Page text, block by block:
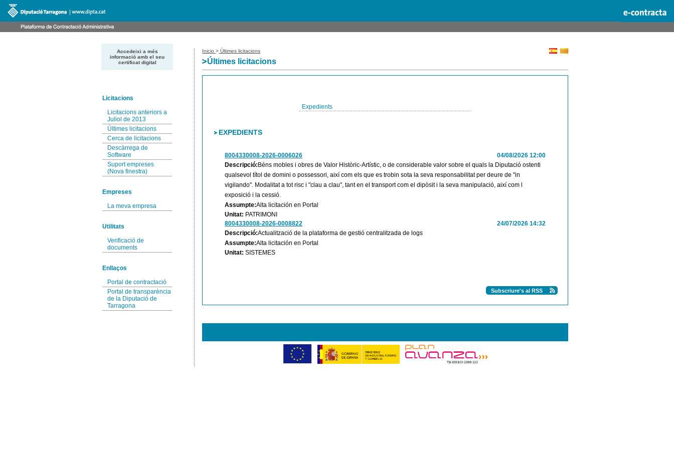
Accedeixi a més
informació amb el seu
certificat digital
Licitacions
Licitacions anteriors a
Juliol de 2013
Últimes licitacions
Cerca de licitacions
Descàrrega de
Software
Suport empreses
(Nova finestra)
Empreses
La meva empresa
Utilitats
Verificació de
documents
Enllaços
Portal de contractació
Portal de transparència
de la Diputació de
Tarragona
Inicio> Últimes licitacions
Últimes licitacions
Expedients
EXPEDIENTS
04/08/2026 12:00
8004330008-2026-0006026
Descripció:Béns mobles i obres de Valor Històric-Artístic, o de considerable valor sobre el quals la Diputació ostenti
qualsevol títol de domini o possessori, així com els que es trobin sota la seva responsabilitat per deure de "in
vigilando". Modalitat a tot risc i "clau a clau", tant en el transport com el dipòsit i la seva manipulació, així com l
exposició i la cessió.
Assumpte:Alta licitación en Portal
Unitat: PATRIMONI
24/07/2026 14:32
8004330008-2026-0008822
Descripció:Actualització de la plataforma de gestió centralitzada de logs
Assumpte:Alta licitación en Portal
Unitat:SISTEMES
Subscriure's al RSS